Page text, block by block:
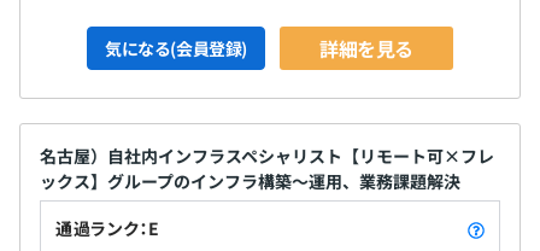
新規にゲームを作る場合のチームメンバーは、1チームお
よそ30〜40名。
プロジェクトリーダー1名、プランナー7～10名、プログ
ラマー15〜20名、それにグラフィックデザイナーが7〜10
名が平均的な構成です。
※サービスやゲームの規模により人数は前後します
気になる(会員登録) 詳細を見る
名古屋）自社内インフラスペシャリスト【リモート可×フレ
ックス】グループのインフラ構築〜運用、業務課題解決
通過ランク：E